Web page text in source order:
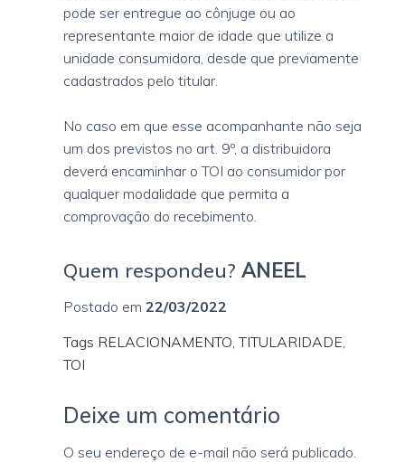
pode ser entregue ao cônjuge ou ao
representante maior de idade que utilize a
unidade consumidora, desde que previamente
cadastrados pelo titular.
No caso em que esse acompanhante não seja
um dos previstos no art. 9º, a distribuidora
deverá encaminhar o TOI ao consumidor por
qualquer modalidade que permita a
comprovação do recebimento.
Quem respondeu? ANEEL
Postado em 22/03/2022
Tags RELACIONAMENTO, TITULARIDADE,
TOI
Deixe um comentário
O seu endereço de e-mail não será publicado.